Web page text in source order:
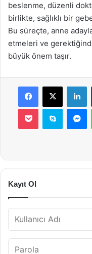
beslenme, düzenli
birlikte, sağlıklı bir
Bu süreçte, anne
etmeleri ve
büyük önem taşır.
Facebook
X
Pocket Skype
Kayıt Ol